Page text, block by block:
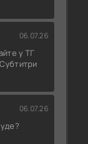
06.07.26
у ТГ
06.07.26